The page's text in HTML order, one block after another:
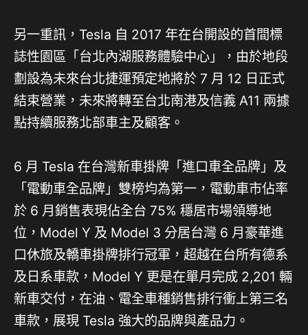
另一重訊，Tesla 自 2017 年在台開設的首間標
誌性園區「台北內湖服務體驗中心」，由於地段
劃設為未來台北捷運預定地將於 7 月 12 日正式
結束營業，未來將轉至台北南港及信義 A11 兩據
點持續服務北部車主及顧客。
6 月 Tesla 在台灣新車掛牌「進口車全品牌」及
「電動車全品牌」雙榜均為第一，電動車市佔率
於 6 月銷售表現佔全台 75% 穩居市場領導地
位，Model Y 及 Model 3 分居台灣 6 月豪華進
口休旅及轎車掛牌排行冠軍，超越在台所有德系
及日系車款，Model Y 更是在單月完成 2,201 輛
新車交付，在油、電全車種銷售排行衝上第三名
車款，展現 Tesla 強大的品牌與產品力。